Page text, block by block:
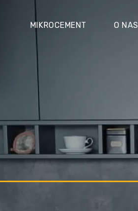
MIKROCEMENT O NAS